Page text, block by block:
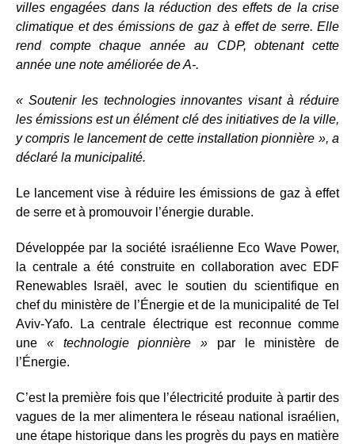
villes engagées dans la réduction des effets de la crise
climatique et des émissions de gaz à effet de serre. Elle
rend compte chaque année au CDP, obtenant cette
année une note améliorée de A-.
« Soutenir les technologies innovantes visant à réduire
les émissions est un élément clé des initiatives de la ville,
y compris le lancement de cette installation pionnière », a
déclaré la municipalité.
Le lancement vise à réduire les émissions de gaz à effet
de serre et à promouvoir l’énergie durable.
Développée par la société israélienne Eco Wave Power,
la centrale a été construite en collaboration avec EDF
Renewables Israël, avec le soutien du scientifique en
chef du ministère de l’Énergie et de la municipalité de Tel
Aviv-Yafo. La centrale électrique est reconnue comme
une « technologie pionnière » par le ministère de
l’Énergie.
C’est la première fois que l’électricité produite à partir des
vagues de la mer alimentera le réseau national israélien,
une étape historique dans les progrès du pays en matière